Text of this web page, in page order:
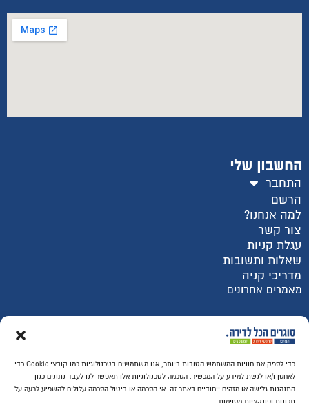
כדי לספק את חוויות המשתמש הטובות ביותר, אנו משתמשים בטכנולוגיות כמו קובצי Cookie כדי
לאחסן ו/או לגשת למידע על המכשיר. הסכמה לטכנולוגיות אלו תאפשר לנו לעבד נתונים כגון
התנהגות גלישה או מזהים ייחודיים באתר זה. אי הסכמה או ביטול הסכמה עלולים להשפיע לרעה על
החשבון שלי
התחבר
הרשם
למה אנחנו?
צור קשר
עגלת קניות
שאלות ותשובות
מדריכי קניה
מאמרים אחרונים
רכישה מאובטחת SSL